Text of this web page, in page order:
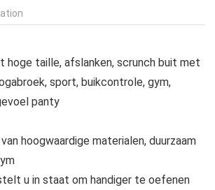
hoge taille, afslanken, scrunch buit met
sport, buikcontrole, gym,
panty
hoogwaardige materialen, duurzaam
u in staat om handiger te oefenen